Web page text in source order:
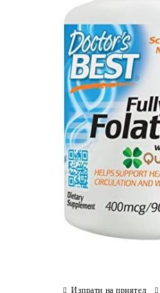
Изпрати на приятел